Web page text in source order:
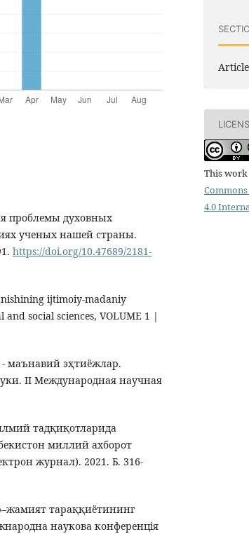
проблемы духовных
ученых нашей страны.
https://doi.org/10.47689/2181-
ijtimoiy-madaniy
social sciences, VOLUME 1 |
маънавий эҳтиёжлар.
II Международная научная
тадқиқотларида
миллий ахборот
журнал). 2021. Б. 316-
тараққиётининг
наукова конференція
This work
4.0